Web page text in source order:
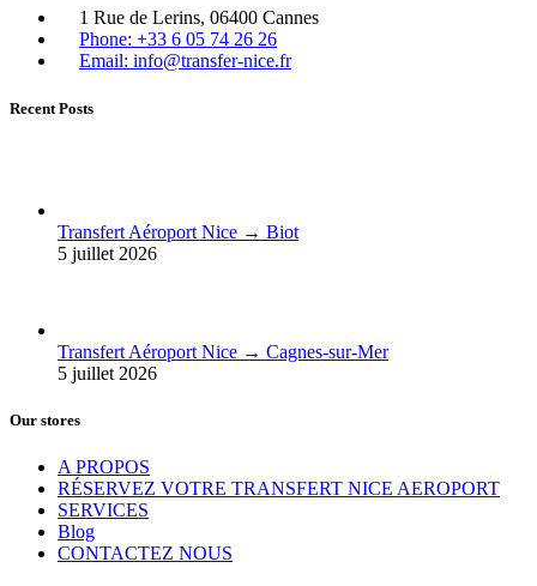
1 Rue de Lerins, 06400 Cannes
Phone: +33 6 05 74 26 26
Email: info@transfer-nice.fr
Recent Posts
Transfert Aéroport Nice → Biot
5 juillet 2026
Transfert Aéroport Nice → Cagnes-sur-Mer
5 juillet 2026
Our stores
A PROPOS
RÉSERVEZ VOTRE TRANSFERT NICE AEROPORT
SERVICES
Blog
CONTACTEZ NOUS